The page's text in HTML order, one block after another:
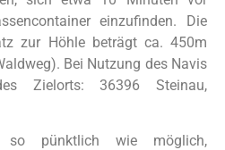
einzufinden. Die
zur Höhle beträgt ca. 450m
Bei Nutzung des Navis
Zielorts: 36396 Steinau,
so pünktlich wie möglich,